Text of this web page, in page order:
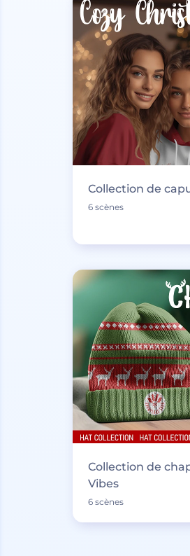
Collection de
6 scènes
Collection de
Vibes
6 scènes